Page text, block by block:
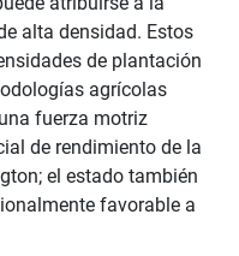
alta densidad. Estos
de plantación
agrícolas
fuerza motriz
de rendimiento de la
el estado también
favorable a